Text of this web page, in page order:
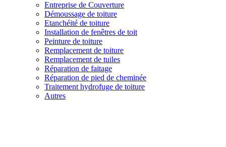
Entreprise de Couverture
Démoussage de toiture
Etanchéité de toiture
Installation de fenêtres de toit
Peinture de toiture
Remplacement de toiture
Remplacement de tuiles
Réparation de faitage
Réparation de pied de cheminée
Traitement hydrofuge de toiture
Autres